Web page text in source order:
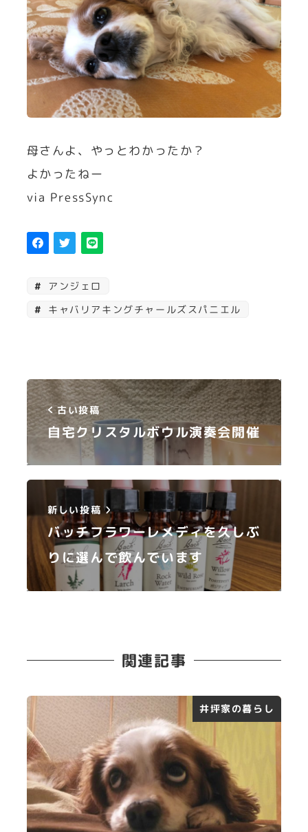
母さんよ、やっとわかったか？
よかったねー
via PressSync
アンジェロ
キャバリアキングチャールズスパニエル
古い投稿
自宅クリスタルボウル演奏会開催
新しい投稿
バッチフラワーレメディを久しぶ
りに選んで飲んでいます
関連記事
井坪家の暮らし